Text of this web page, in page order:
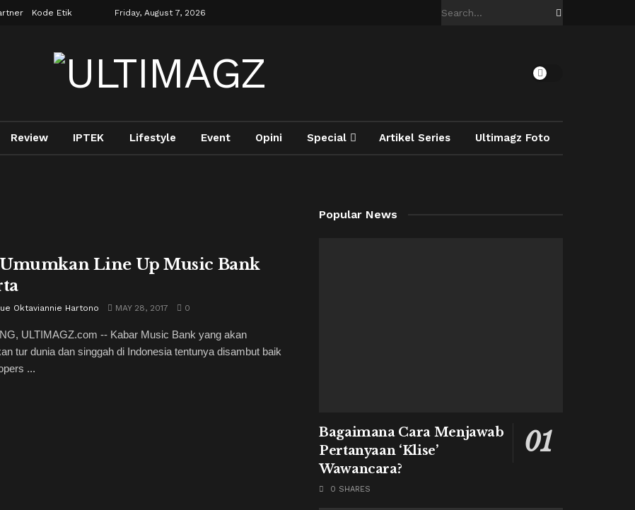
Kode Etik Friday, August 7, 2026
Review IPTEK Lifestyle Event Opini Special Artikel Series Ultimagz Foto
Umumkan Line Up Music Bank
Oktaviannie Hartono MAY 28, 2017 0
ULTIMAGZ.com -- Kabar Music Bank yang akan
tur dunia dan singgah di Indonesia tentunya disambut baik
...
Popular News
Bagaimana Cara Menjawab
Pertanyaan ‘Klise’
Wawancara?
0 SHARES